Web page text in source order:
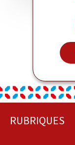
Pied
RUBRIQUES